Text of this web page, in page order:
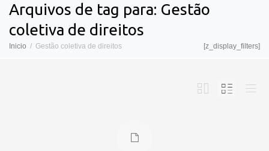
Arquivos de tag para: Gestão
coletiva de direitos
Inicio Gestão coletiva de direitos [z_display_filters]